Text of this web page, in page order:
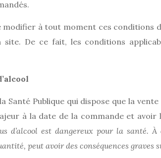
modifier à tout moment ces
site. De ce fait, les conditions
Publique qui dispose que la
à la date de la commande et avoir
d’alcool est dangereux pour la santé.
peut avoir des conséquences graves